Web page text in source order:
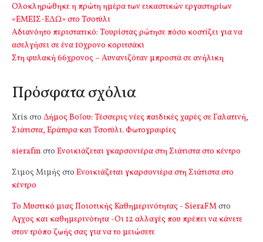
Ολοκληρώθηκε η πρώτη ημέρα των εικαστικών εργαστηρίων
«ΕΜΕΙΣ-ΕΔΩ» στο Τσοτύλι
Αδιανόητο περιστατικό: Τουρίστας ρώτησε πόσο κοστίζει για να
ασελγήσει σε ένα 10χρονο κοριτσάκι
Στη φυλακή 66χρονος – Αυνανιζόταν μπροστά σε ανήλικη
Πρόσφατα σχόλια
Xris στο Δήμος Βοΐου: Τέσσερις νέες παιδικές χαρές σε Γαλατινή,
Σιάτιστα, Εράτυρα και Τσοτύλι. Φωτογραφίες
sierafm στο Ενοικιάζεται γκαρσονιέρα στη Σιάτιστα στο κέντρο
Σιμος Μιμής στο Ενοικιάζεται γκαρσονιέρα στη Σιάτιστα στο
κέντρο
Το Μυστικό μιας Ποιοτικής Καθημερινότητας - SieraFMστο
Αγχος και καθημερινότητα -Οι 12 αλλαγές που πρέπει να κάνετε
στον τρόπο ζωής σας για να το μειώσετε